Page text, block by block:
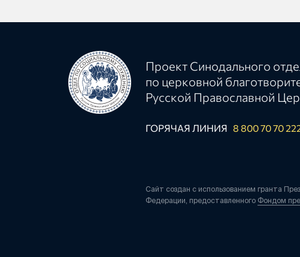
Проект Синодального
по церковной
Русской Православной
ГОРЯЧАЯ ЛИНИЯ 8 800 70 70
Сайт создан с использованием гранта
Федерации, предоставленного Фондом